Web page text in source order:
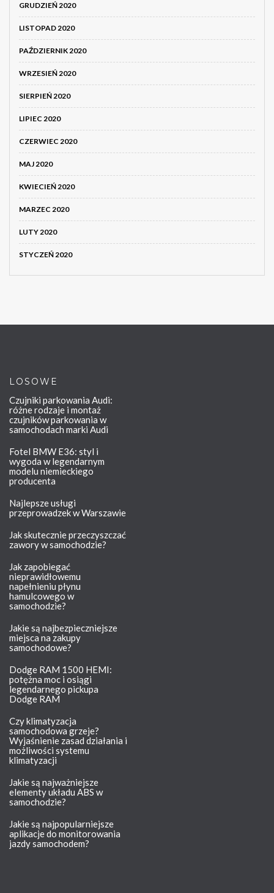
GRUDZIEŃ 2020
LISTOPAD 2020
PAŹDZIERNIK 2020
WRZESIEŃ 2020
SIERPIEŃ 2020
LIPIEC 2020
CZERWIEC 2020
MAJ 2020
KWIECIEŃ 2020
MARZEC 2020
LUTY 2020
STYCZEŃ 2020
LOSOWE
Czujniki parkowania Audi:
różne rodzaje i montaż
czujników parkowania w
samochodach marki Audi
Fotel BMW E36: styl i
wygoda w legendarnym
modelu niemieckiego
producenta
Najlepsze usługi
przeprowadzek w Warszawie
Jak skutecznie przeczyszczać
zawory w samochodzie?
Jak zapobiegać
nieprawidłowemu
napełnieniu płynu
hamulcowego w
samochodzie?
Jakie są najbezpieczniejsze
miejsca na zakupy
samochodowe?
Dodge RAM 1500 HEMI:
potężna moc i osiągi
legendarnego pickupa
Dodge RAM
Czy klimatyzacja
samochodowa grzeje?
Wyjaśnienie zasad działania i
możliwości systemu
klimatyzacji
Jakie są najważniejsze
elementy układu ABS w
samochodzie?
Jakie są najpopularniejsze
aplikacje do monitorowania
jazdy samochodem?